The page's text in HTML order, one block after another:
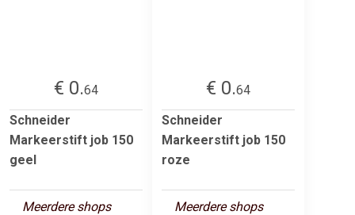
€ 0.64
Schneider
Markeerstift job 150
geel
Meerdere shops
€ 0.64
Schneider
Markeerstift job 150
roze
Meerdere shops